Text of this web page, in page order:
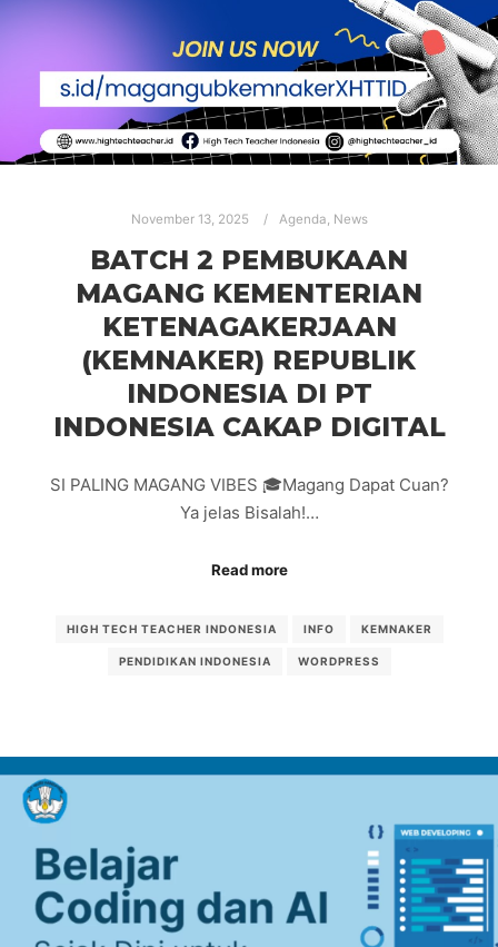
November 13, 2025 Agenda, News
BATCH 2 PEMBUKAAN
MAGANG KEMENTERIAN
KETENAGAKERJAAN
(KEMNAKER) REPUBLIK
INDONESIA DI PT
INDONESIA CAKAP DIGITAL
SI PALING MAGANG VIBES 🎓Magang Dapat Cuan?
Ya jelas Bisalah!…
Read more
HIGH TECH TEACHER INDONESIA INFO KEMNAKER
PENDIDIKAN INDONESIA WORDPRESS